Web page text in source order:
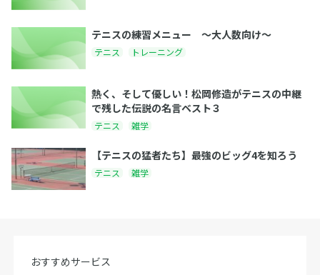
テニスの練習メニュー 〜大人数向け〜
テニス トレーニング
熱く、そして優しい！松岡修造がテニスの中継
で残した伝説の名言ベスト３
テニス 雑学
【テニスの猛者たち】最強のビッグ4を知ろう
テニス 雑学
おすすめサービス